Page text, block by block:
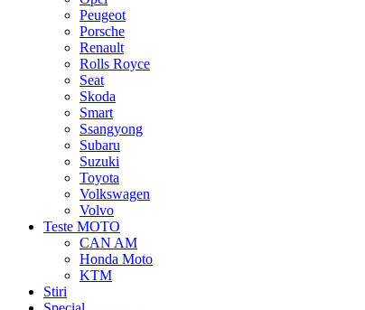
Peugeot
Porsche
Renault
Rolls Royce
Seat
Skoda
Smart
Ssangyong
Subaru
Suzuki
Toyota
Volkswagen
Volvo
Teste MOTO
CAN AM
Honda Moto
KTM
Stiri